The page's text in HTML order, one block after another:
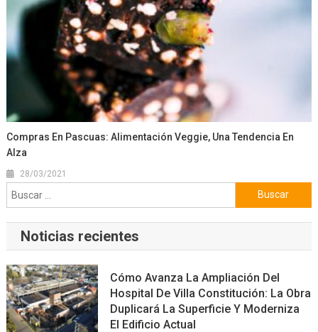
Compras En Pascuas: Alimentación Veggie, Una Tendencia En
Alza
28/03/2021
Buscar:
Noticias recientes
Cómo Avanza La Ampliación Del
Hospital De Villa Constitución: La Obra
Duplicará La Superficie Y Moderniza
El Edificio Actual